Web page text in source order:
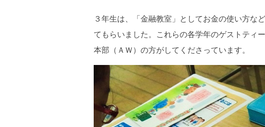
３年生は、「金融教室」としてお金の使い方な
てもらいました。これらの各学年のゲストティ
本部（ＡＷ）の方がしてくださっています。